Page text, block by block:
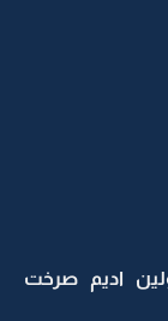
اديم صرخت